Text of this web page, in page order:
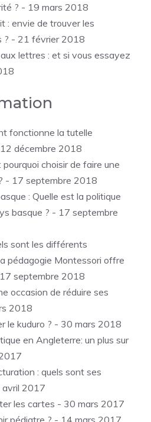
? - 19 mars 2018
: envie de trouver les
? - 21 février 2018
lettres : et si vous essayez
fonctionne la tutelle
décembre 2018
pourquoi choisir de faire une
- 17 septembre 2018
: Quelle est la politique
basque ? - 17 septembre
sont les différents
pédagogie Montessori offre
septembre 2018
occasion de réduire ses
2018
le kuduro ? - 30 mars 2018
en Angleterre: un plus sur
: quels sont ses
avril 2017
les cartes - 30 mars 2017
pédiatre ? - 14 mars 2017